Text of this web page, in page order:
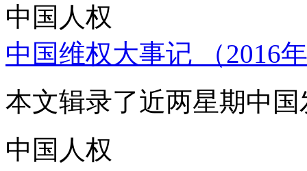
中国人权
中国维权大事记 （2016
本文辑录了近两星期中
中国人权